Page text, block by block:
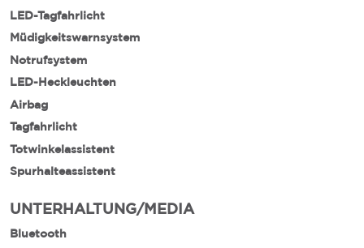
LED-Tagfahrlicht
Müdigkeitswarnsystem
Notrufsystem
LED-Heckleuchten
Airbag
Tagfahrlicht
Totwinkelassistent
Spurhalteassistent
UNTERHALTUNG/MEDIA
Bluetooth